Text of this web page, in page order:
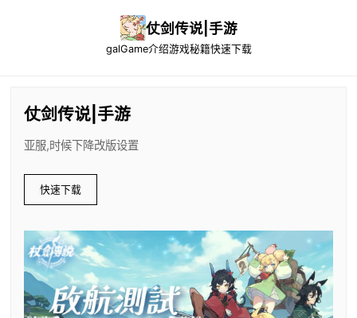
仗剑传说|手游
galGame介绍游戏秘籍快速下载
仗剑传说|手游
亚服,时候下降改版设置
快速下载